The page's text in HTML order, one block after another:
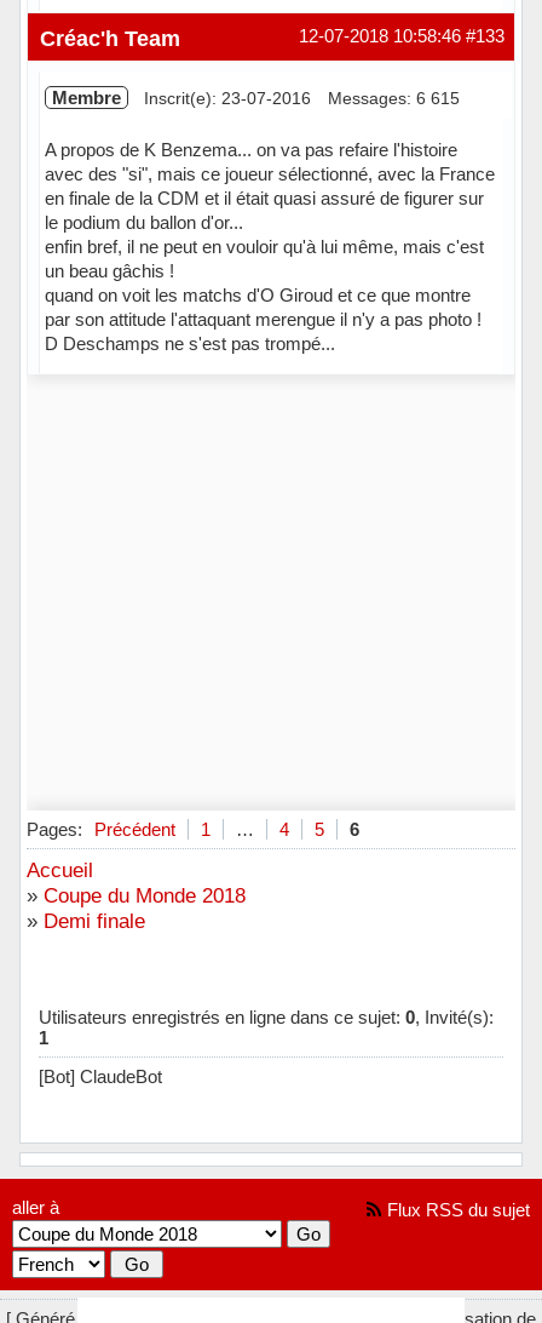
Hors ligne #133
12-07-2018 10:58:46
Créac'h Team
Membre Inscrit(e): 23-07-2016 Messages: 6 615
A propos de K Benzema... on va pas refaire l'histoire
avec des "si", mais ce joueur sélectionné, avec la France
en finale de la CDM et il était quasi assuré de figurer sur
le podium du ballon d'or...
enfin bref, il ne peut en vouloir qu'à lui même, mais c'est
un beau gâchis !
quand on voit les matchs d'O Giroud et ce que montre
par son attitude l'attaquant merengue il n'y a pas photo !
D Deschamps ne s'est pas trompé...
Pages: Précédent 1 … 4 5 6
Accueil
» Coupe du Monde 2018
» Demi finale
Utilisateurs enregistrés en ligne dans ce sujet: 0, Invité(s):
1
[Bot] ClaudeBot
aller à Flux RSS du sujet